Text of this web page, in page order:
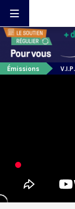
Émissions V.I.P.